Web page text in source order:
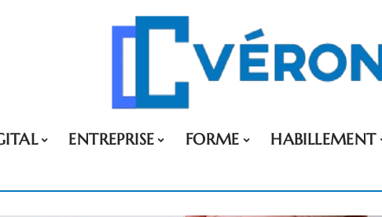
ENTREPRISE FORME HABILLEMENT